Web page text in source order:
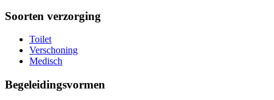
Soorten verzorging
Toilet
Verschoning
Medisch
Begeleidingsvormen